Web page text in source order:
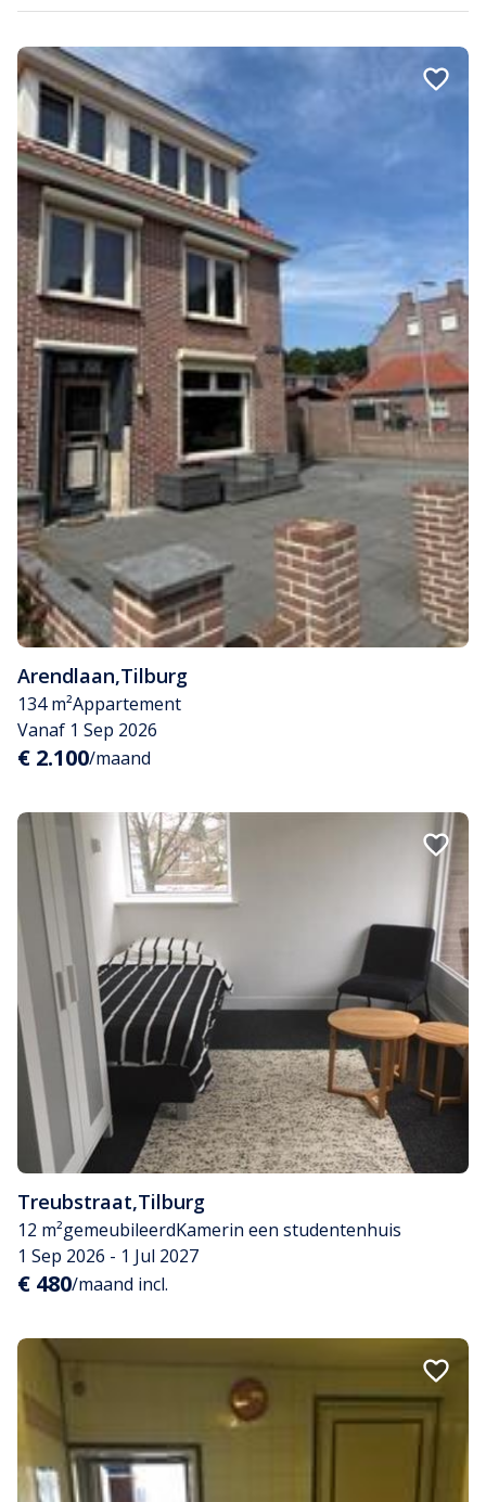
Arendlaan,Tilburg
134 m²Appartement
Vanaf 1 Sep 2026
€ 2.100/maand
Treubstraat,Tilburg
12 m²gemeubileerdKamerin een studentenhuis
1 Sep 2026 - 1 Jul 2027
€ 480/maand incl.